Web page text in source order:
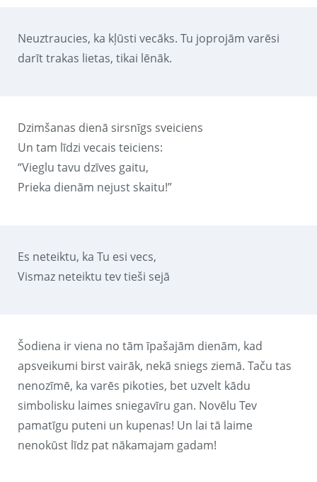
Neuztraucies, ka kļūsti vecāks. Tu joprojām varēsi
darīt trakas lietas, tikai lēnāk.
Dzimšanas dienā sirsnīgs sveiciens
Un tam līdzi vecais teiciens:
“Vieglu tavu dzīves gaitu,
Prieka dienām nejust skaitu!”
Es neteiktu, ka Tu esi vecs,
Vismaz neteiktu tev tieši sejā
Šodiena ir viena no tām īpašajām dienām, kad
apsveikumi birst vairāk, nekā sniegs ziemā. Taču tas
nenozīmē, ka varēs pikoties, bet uzvelt kādu
simbolisku laimes sniegavīru gan. Novēlu Tev
pamatīgu puteni un kupenas! Un lai tā laime
nenokūst līdz pat nākamajam gadam!